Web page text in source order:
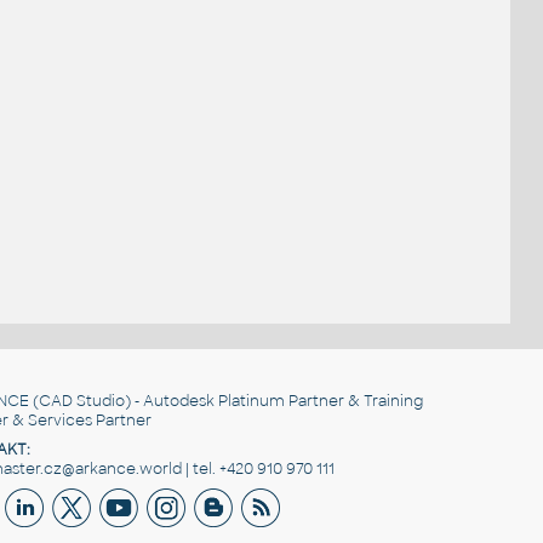
(CAD Studio) - Autodesk Platinum Partner & Training
& Services Partner
| tel. +420 910 970 111